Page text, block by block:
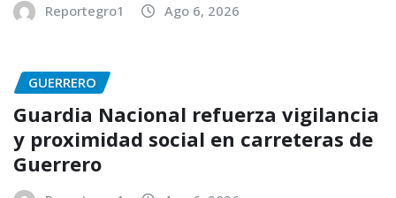
Reportegro1 Ago 6, 2026
GUERRERO
Guardia Nacional refuerza vigilancia
y proximidad social en carreteras de
Guerrero